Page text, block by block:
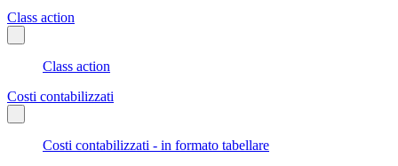
Class action
Class action
Costi contabilizzati
Costi contabilizzati - in formato tabellare